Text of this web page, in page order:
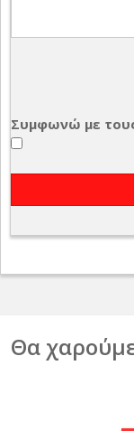
Συμφωνώ με
Θα